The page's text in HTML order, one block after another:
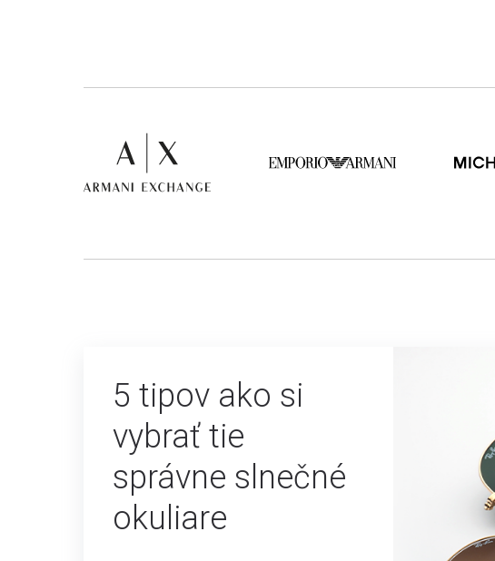
5 tipov ako si
vybrať tie
správne slnečné
okuliare